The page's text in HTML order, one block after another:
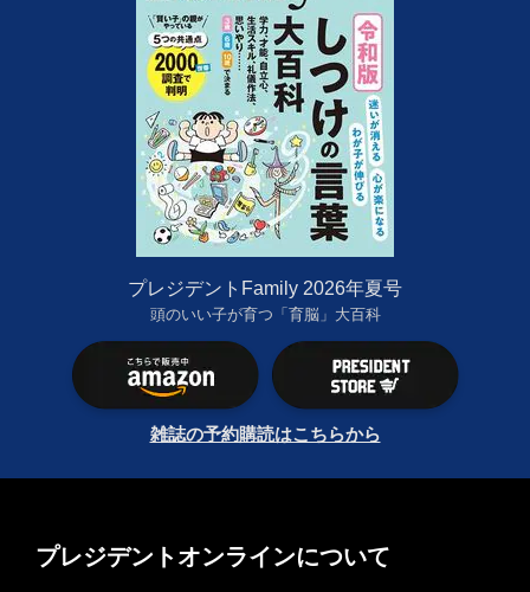
プレジデントFamily 2026年夏号
頭のいい子が育つ「育脳」大百科
雑誌の予約購読はこちらから
プレジデントオンラインについて